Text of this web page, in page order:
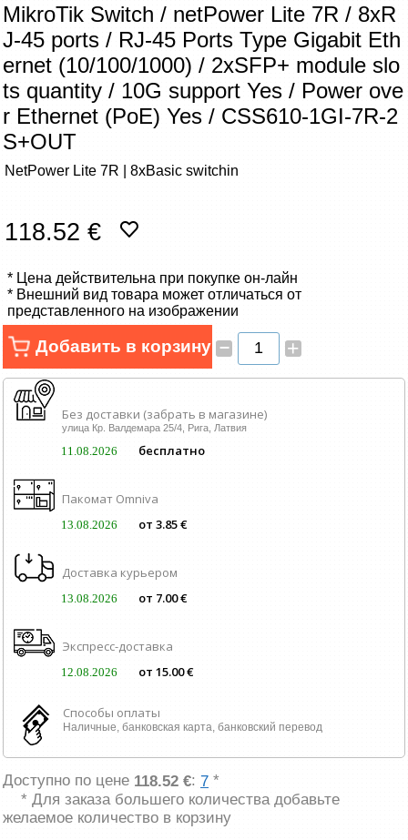
Смарт устройства
ТВ, Фото и электроника
Автотовары
Renewd техника, Outlet
MikroTik Switch / netPower Lite 7R / 8xR
J-45 ports / RJ-45 Ports Type Gigabit Eth
ernet (10/100/1000) / 2xSFP+ module slo
ts quantity / 10G support Yes / Power ove
r Ethernet (PoE) Yes / CSS610-1GI-7R-2
S+OUT
NetPower Lite 7R | 8xBasic switchin
118.52 €
* Цена действительна при покупке он-лайн
* Внешний вид товара может отличаться от
представленного на изображении
Добавить в корзину – +
Без доставки (забрать в магазине)
улица Кр. Валдемара 25/4, Рига, Латвия
11.08.2026 бесплатно
Пакомат Omniva
13.08.2026 от 3.85 €
Доставка курьером
13.08.2026 от 7.00 €
Экспресс-доставка
12.08.2026 от 15.00 €
Способы оплаты
Наличные, банковская карта, банковский перевод
Доступно по цене 118.52 €: 7 *
* Для заказа большего количества добавьте
желаемое количество в корзину